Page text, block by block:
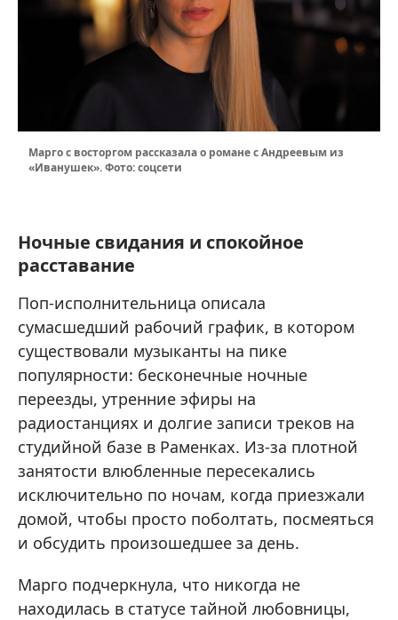
Марго с восторгом рассказала о романе с Андреевым из
«Иванушек». Фото: соцсети
Ночные свидания и спокойное
расставание
Поп-исполнительница описала
сумасшедший рабочий график, в котором
существовали музыканты на пике
популярности: бесконечные ночные
переезды, утренние эфиры на
радиостанциях и долгие записи треков на
студийной базе в Раменках. Из-за плотной
занятости влюбленные пересекались
исключительно по ночам, когда приезжали
домой, чтобы просто поболтать, посмеяться
и обсудить произошедшее за день.
Марго подчеркнула, что никогда не
находилась в статусе тайной любовницы,